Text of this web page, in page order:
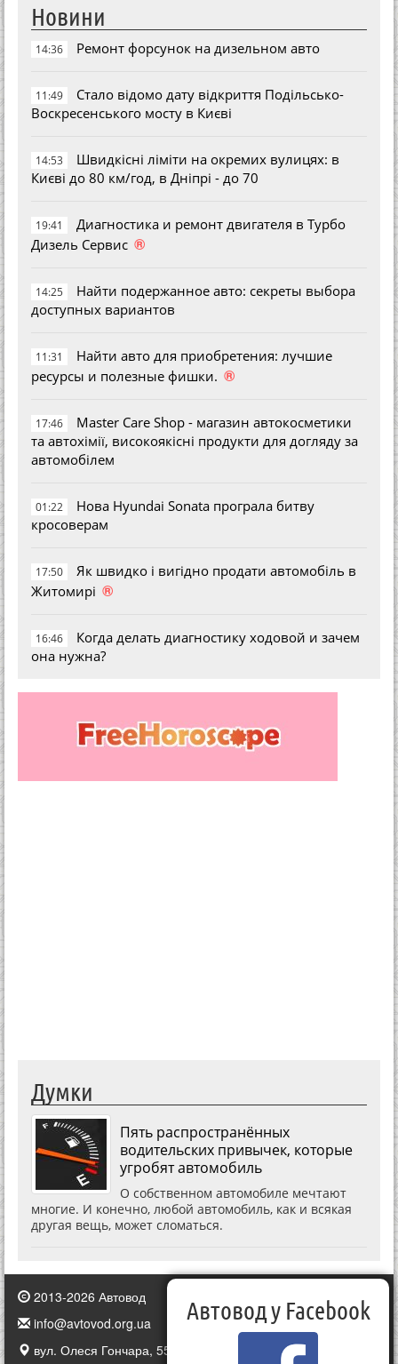
Новини
14:36 Ремонт форсунок на дизельном авто
11:49
Стало відомо дату відкриття Подільсько-
Воскресенського мосту в Києві
14:53
Швидкісні ліміти на окремих вулицях: в
Києві до 80 км/год, в Дніпрі - до 70
19:41
Диагностика и ремонт двигателя в Турбо
Дизель Сервис ®
14:25
Найти подержанное авто: секреты выбора
доступных вариантов
11:31
Найти авто для приобретения: лучшие
ресурсы и полезные фишки. ®
17:46
Master Care Shop - магазин автокосметики
та автохімії, високоякісні продукти для догляду за
автомобілем
01:22
Нова Hyundai Sonata програла битву
кросоверам
17:50
Як швидко і вигідно продати автомобіль в
Житомирі ®
16:46
Когда делать диагностику ходовой и зачем
она нужна?
Думки
Пять распространённых
водительских привычек, которые
угробят автомобиль
О собственном автомобиле мечтают
многие. И конечно, любой автомобиль, как и всякая
другая вещь, может сломаться.
2013-2026 Автовод
info@avtovod.org.ua
вул. Олеся Гончара, 55, Київ, Україна
Автовод у Facebook